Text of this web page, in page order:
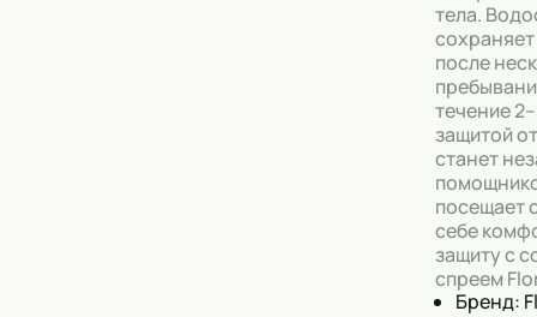
тела.
после
течение
защитой
станет
посещает
себе
защиту с
спреем
Бренд: